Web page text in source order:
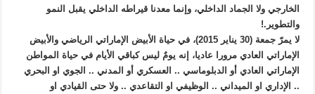
الخارجي ولا الجماد الداخلي، وإنما معدنا قيراطه الداخلي يقبل النمو
والتطوير.!
لا يمرّ جمعة (30 يناير 2015)، في حياة الأبيض الإماراتي الرياضي والأبيض
الإماراتي العادي مرورا عاديا، إنه يومٌ ليس كباقي الأيام في حياة المواطن
الإماراتي العادي أو الدبلوماسي .. العسكري أو المدني .. الجوي او البحري
.. الإداري او الميداني .. الوظيفي او التقاعدي .. ولا حتى القيادي او